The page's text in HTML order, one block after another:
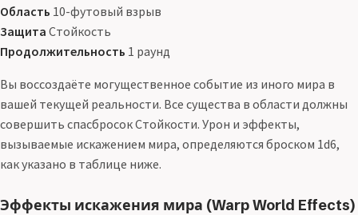
Область 10-футовый взрыв
Защита Стойкость
Продолжительность 1 раунд
Вы воссоздаёте могущественное событие из иного мира в
вашей текущей реальности. Все существа в области должны
совершить спасбросок Стойкости. Урон и эффекты,
вызываемые искажением мира, определяются броском 1d6,
как указано в таблице ниже.
Эффекты искажения мира (Warp World Effects)